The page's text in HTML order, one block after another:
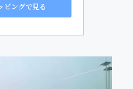
ングで見る